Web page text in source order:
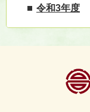
令和3年度